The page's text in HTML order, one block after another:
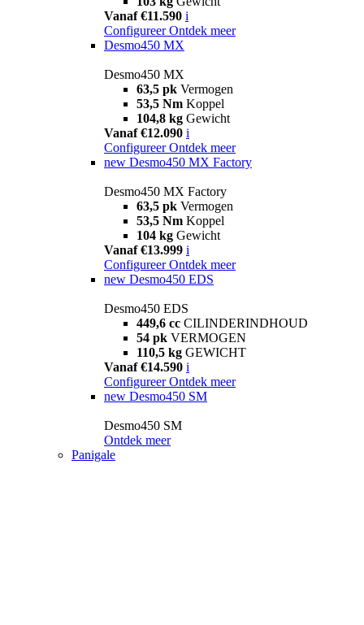
Vanaf €11.590 i
Configureer Ontdek meer
Desmo450 MX
Desmo450 MX
63,5 pk Vermogen
53,5 Nm Koppel
104,8 kg Gewicht
Vanaf €12.090 i
Configureer Ontdek meer
new Desmo450 MX Factory
Desmo450 MX Factory
63,5 pk Vermogen
53,5 Nm Koppel
104 kg Gewicht
Vanaf €13.999 i
Configureer Ontdek meer
new Desmo450 EDS
Desmo450 EDS
449,6 cc CILINDERINDHOUD
54 pk VERMOGEN
110,5 kg GEWICHT
Vanaf €14.590 i
Configureer Ontdek meer
new Desmo450 SM
Desmo450 SM
Ontdek meer
Panigale